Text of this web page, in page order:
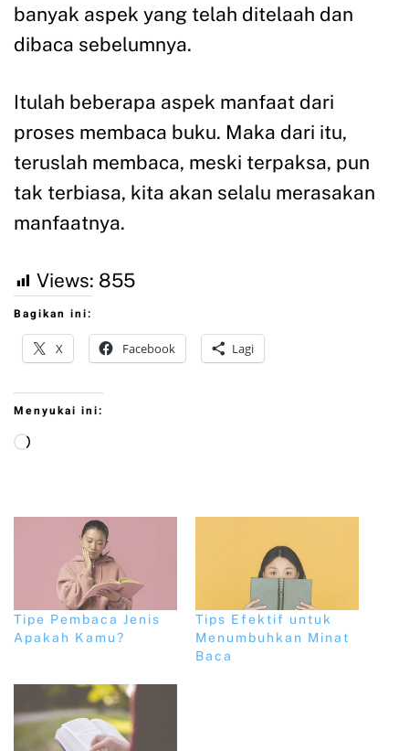
banyak aspek yang telah ditelaah dan
dibaca sebelumnya.
Itulah beberapa aspek manfaat dari
proses membaca buku. Maka dari itu,
teruslah membaca, meski terpaksa, pun
tak terbiasa, kita akan selalu merasakan
manfaatnya.
Views: 855
Bagikan ini:
X Facebook Lagi
Menyukai ini:
Tipe Pembaca Jenis
Apakah Kamu?
Tips Efektif untuk
Menumbuhkan Minat
Baca